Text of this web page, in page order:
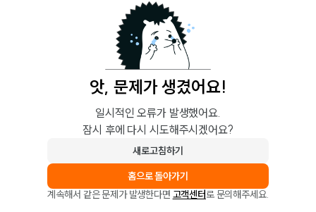
앗, 문제가 생겼어요!
일시적인 오류가 발생했어요.
잠시 후에 다시 시도해주시겠어요?
새로고침하기
홈으로 돌아가기
계속해서 같은 문제가 발생한다면 고객센터로 문의해주세요.